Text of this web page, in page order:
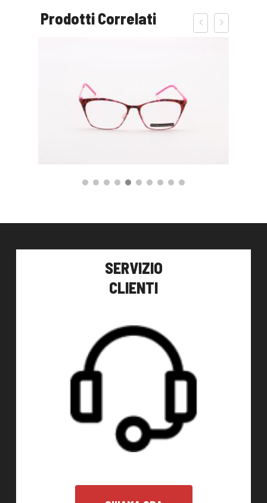
Prodotti Correlati
SERVIZIO
CLIENTI